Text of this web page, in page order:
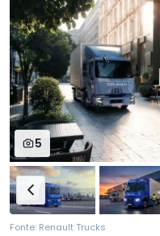
5
Fonte: Renault Trucks